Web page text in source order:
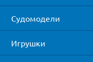
Судомодели
Игрушки